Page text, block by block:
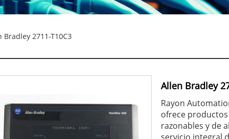
Bradley 2711-T10C3
Allen Bradley
Rayon
ofrece productos
razonables y de